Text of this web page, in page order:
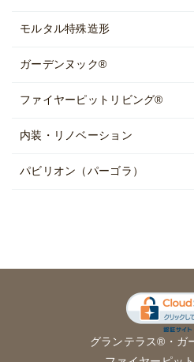
モルタル特殊造形
ガーデンヌック®
ファイヤーピットリビング®
内装・リノベーション
パビリオン（パーゴラ）
グランテラス® ・ ガ